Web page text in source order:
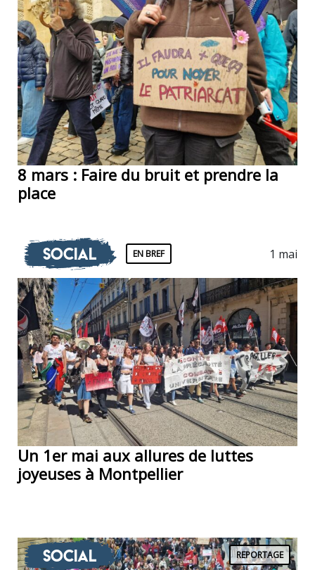
8 mars : Faire du bruit et prendre la
place
Social EN BREF 1 mai
Un 1er mai aux allures de luttes
joyeuses à Montpellier
Social REPORTAGE